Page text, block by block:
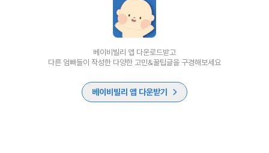
베이비빌리 앱 다운로드받고
다른 엄빠들이 작성한 다양한 고민&꿀팁글을 구경해보세요
베이비빌리 앱 다운받기